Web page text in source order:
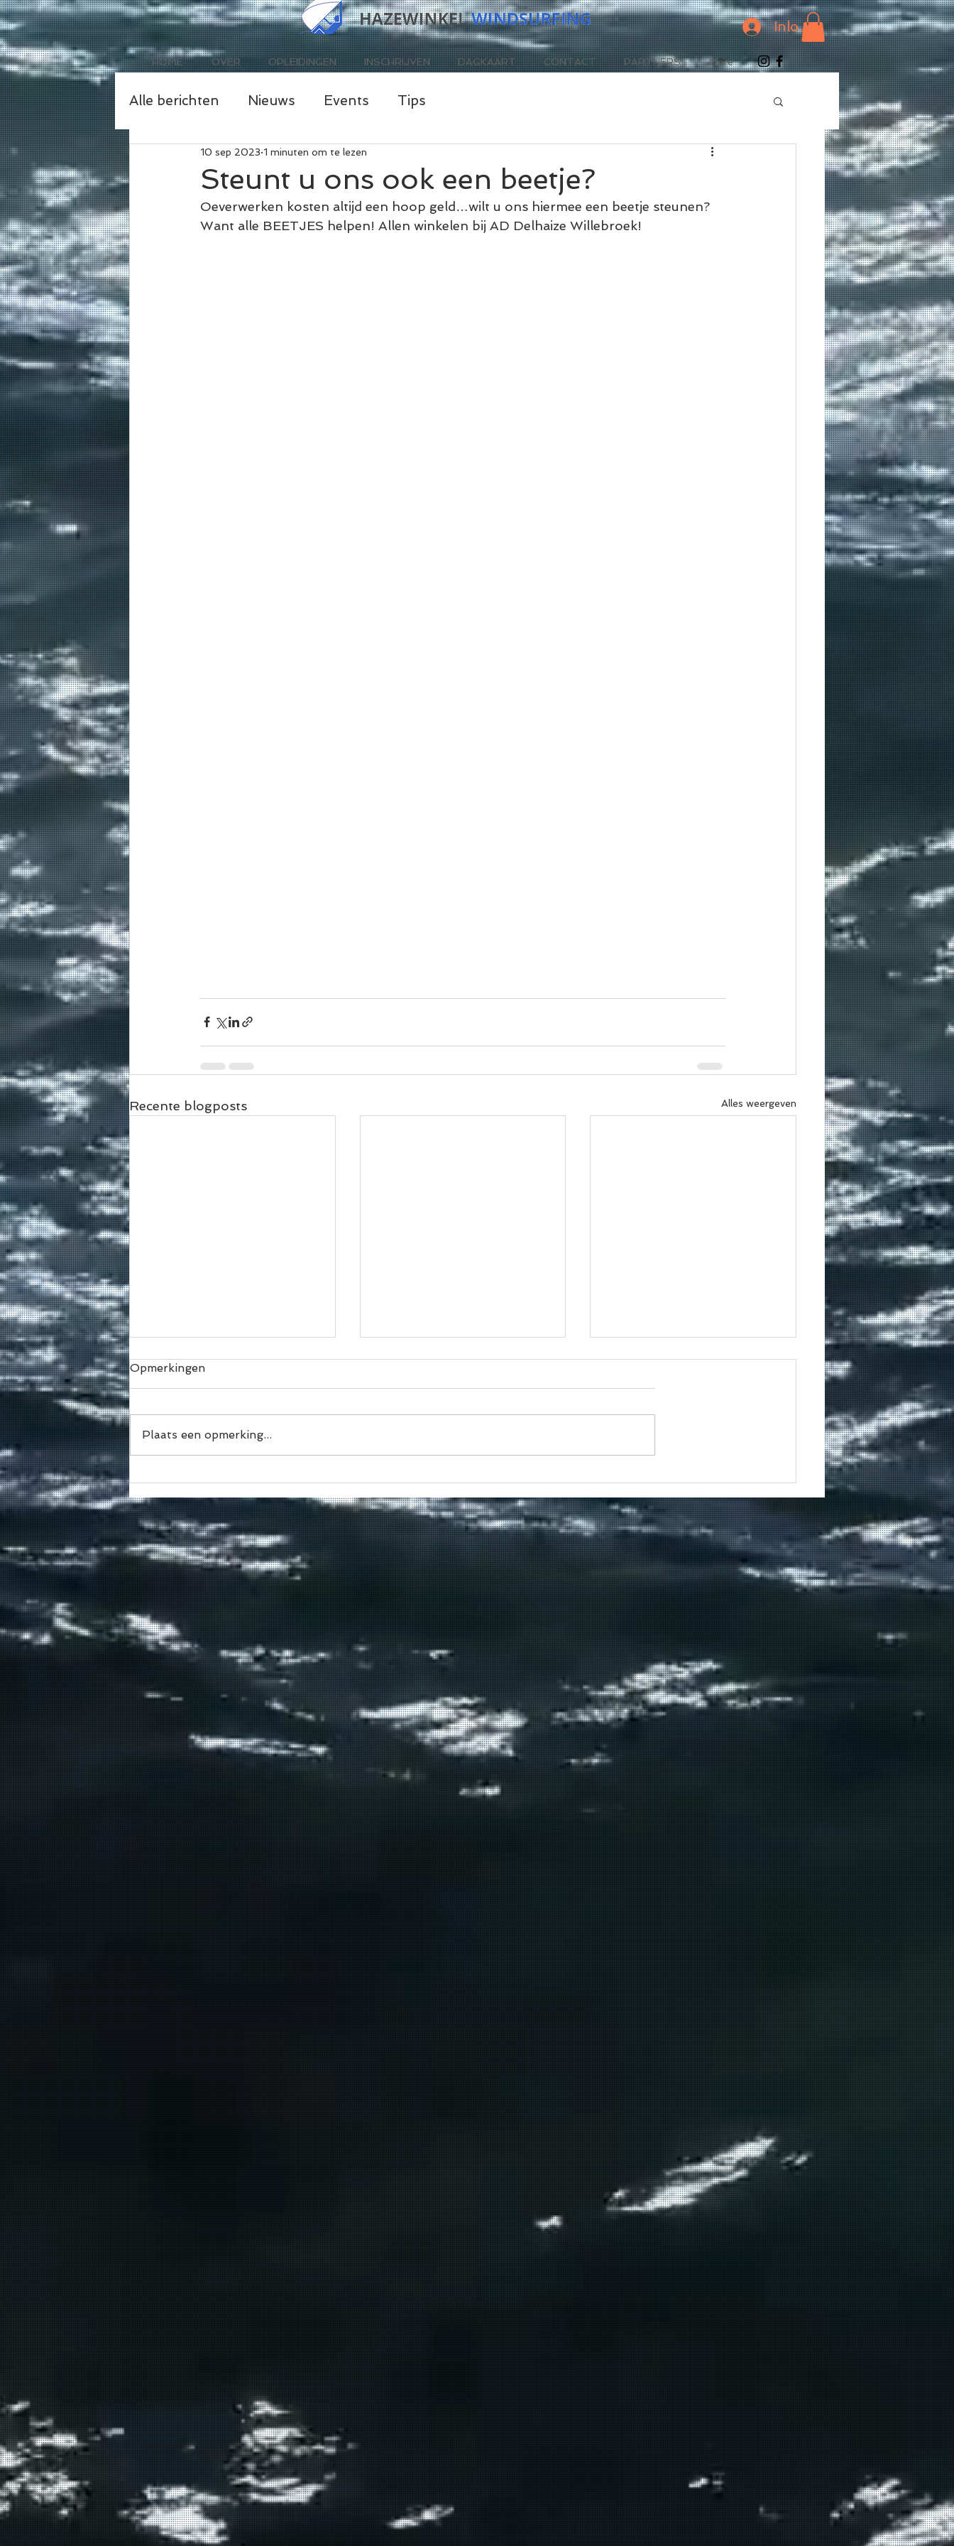
Inloggen
HOME OVER OPLEIDINGEN INSCHRIJVEN DAGKAART CONTACT PARTNERS More
Alle berichten Nieuws Events Tips
Steunt u ons ook een beetje?
10 sep 2023 1 minuten om te lezen
Oeverwerken kosten altijd een hoop geld…wilt u ons hiermee een beetje steunen?
Want alle BEETJES helpen! Allen winkelen bij AD Delhaize Willebroek!
Recente blogposts Alles weergeven
En nee… je team hoeft
nog niet compleet te zijn.
😎
Hazewinkel
recreatiepark
Opmerkingen
Plaats een opmerking...